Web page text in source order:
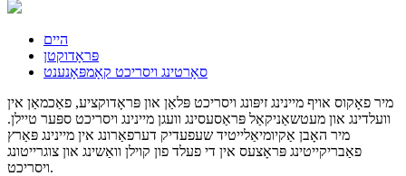
היים
פּראָדוקטן
סאָרטינג ויסריכט קאָמפּאָנענט
מיר פאָקוס אויף מיינינג זיפּונג ויסריכט פּלאַן און פּראָדוקציע, פאַכמאַן אין
וועלדינג און מעטשאַניקאַל פּראַסעסינג וועגן מיינינג ויסריכט ספּער טיילן.
מיר האָבן אַקיומיאַלייטיד שעפעדיק דערפאַרונג אין מיינינג פּאַרץ
פאַבריקייטינג פּראָצעס אין די פעלד פון קוילן וואַשינג און צוגרייטונג
ויסריכט.